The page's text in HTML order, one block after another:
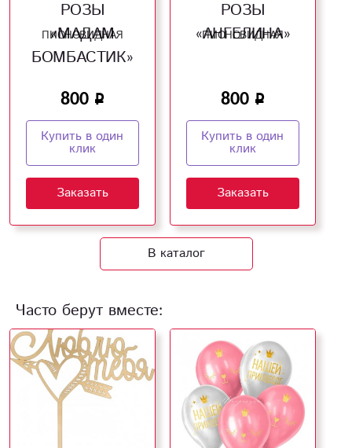
РОЗЫ
«МАДАМ
БОМБАСТИК»
ПИОНОВИДНАЯ
800
Купить в один
клик
Заказать
РОЗЫ
«АНГЕЛИНА»
ПИОНОВИДНАЯ
800
Купить в один
клик
Заказать
В каталог
Часто берут вместе: